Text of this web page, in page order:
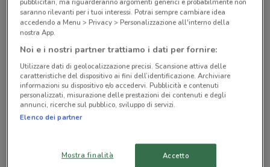
© MapTiler© OpenStreetMap contributors
Viale Ippocrate 56 Roma
587 m
CHIUSO
Via Costantino Corvisieri, 2/A Roma
999 m
CHIUSO
saranno rilevanti per i tuoi interessi. Potrai sempre cambiare idea
accedendo a Menu > Privacy > Personalizzazione all'interno della
nostra App.
Noi e i nostri partner trattiamo i dati per fornire:
Utilizzare dati di geolocalizzazione precisi. Scansione attiva delle
caratteristiche del dispositivo ai fini dell’identificazione. Archiviare
informazioni su dispositivo e/o accedervi. Pubblicità e contenuti
personalizzati, misurazione delle prestazioni dei contenuti e degli
annunci, ricerche sul pubblico, sviluppo di servizi.
Elenco dei partner
Mostra finalità Accetto